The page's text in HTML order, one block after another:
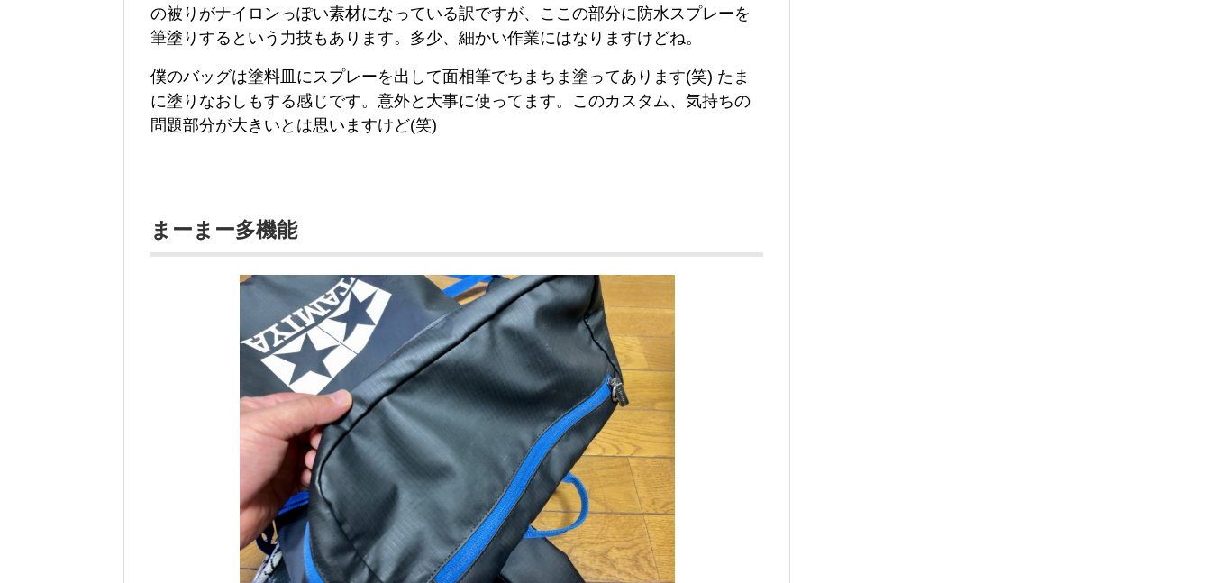
の被りがナイロンっぽい素材になっている訳ですが、ここの部分に防水スプレーを
筆塗りするという力技もあります。多少、細かい作業にはなりますけどね。
僕のバッグは塗料皿にスプレーを出して面相筆でちまちま塗ってあります(笑) たま
に塗りなおしもする感じです。意外と大事に使ってます。このカスタム、気持ちの
問題部分が大きいとは思いますけど(笑)
まーまー多機能